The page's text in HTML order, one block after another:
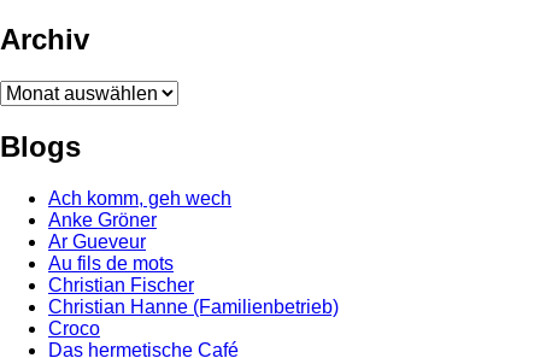
Archiv
Archiv
Blogs
Ach komm, geh wech
Anke Gröner
Ar Gueveur
Au fils de mots
Christian Fischer
Christian Hanne (Familienbetrieb)
Croco
Das hermetische Café